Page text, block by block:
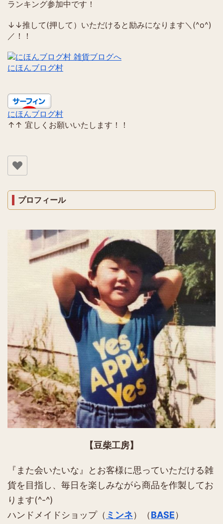
ランキング参加中です！
↓↓推して(押して）いただけると励みになります＼(^o^)
／！！
にほんブログ村
にほんブログ村
↑↑ 宜しくお願いいたします！！
プロフィール
【豆柴工房】
『また会いたいな』とお客様に思っていただける雑
貨を目指し、毎日を楽しみながら商品を作製してお
ります(^-^)
ハンドメイドショップ（ ミンネ）（BASE）